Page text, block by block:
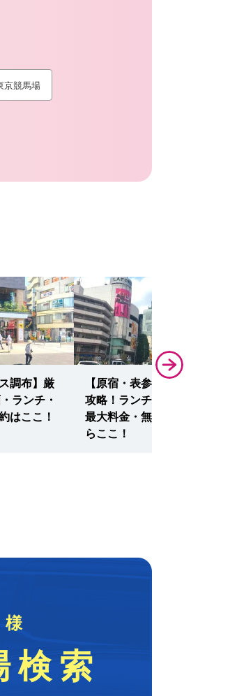
京競馬場
調布】厳
ランチ・
はここ！
【原宿・表参道】駐車場徹底
攻略！ランチ・カフェに安い
最大料金・無料割引・予約な
らここ！
検索